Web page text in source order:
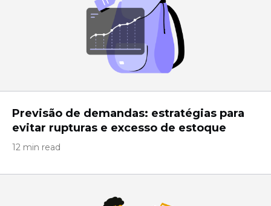
Previsão de demandas: estratégias para
evitar rupturas e excesso de estoque
12 min read